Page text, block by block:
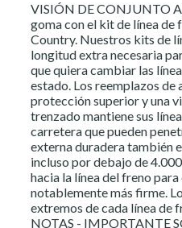
VISIÓN DE CONJUNTO
goma con el kit de línea de
Country. Nuestros kits de
longitud extra necesaria
que quiera cambiar las
estado. Los reemplazos
protección superior y una
trenzado mantiene sus
carretera que pueden
externa duradera también
incluso por debajo de
hacia la línea del freno
notablemente más firme.
extremos de cada línea de
NOTAS - IMPORTANTE